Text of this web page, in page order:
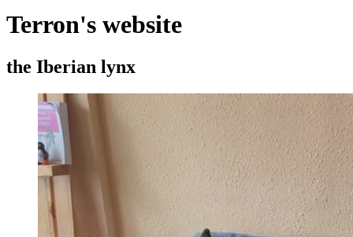
Terron's website
the Iberian lynx